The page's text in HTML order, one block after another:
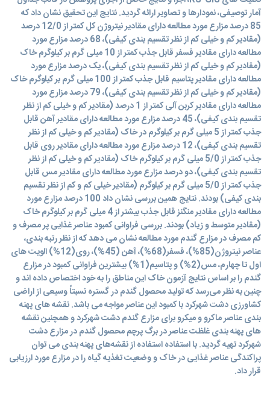
آمار توصیفی، نمودارها و تصاویر ارائه گرديد. نتایج این تحقیق نشان داد که
85 درصد مزارع مورد مطالعه دارای مقادیر نیتروژن کل کمتر از 12/0 درصد
(مقادیر کم و خیلی کم از نظر تقسیم بندی کیفی)، 68 درصد مزارع مورد
مطالعه دارای مقادیر فسفر قابل جذب کمتر از 10 میلی گرم بر کیلوگرم خاک
(مقادیر کم و خیلی کم از نظر تقسیم بندی کیفی)، یک درصد مزارع مورد
مطالعه دارای مقادیر پتاسیم قابل جذب کمتر از 100 میلی گرم بر کیلوگرم خاک
(مقادیر کم و خیلی کم از نظر تقسیم بندی کیفی)، 79 درصد مزارع مورد
مطالعه دارای مقادیر کربن آلی کمتر از 1 درصد (مقادیر کم و خیلی کم از نظر
تقسیم بندی کیفی)، 45 درصد مزارع مورد مطالعه دارای مقادیر آهن قابل
جذب کمتر از 5 میلی گرم بر کیلوگرم در خاک (مقادیر کم و خیلی کم از نظر
تقسیم بندی کیفی)، 12 درصد مزارع مورد مطالعه دارای مقادیر روی قابل
جذب کمتر از 5/0 میلی گرم بر کیلوگرم خاک (مقادیر کم و خیلی کم از نظر
تقسیم بندی کیفی)، دو درصد مزارع مورد مطالعه دارای مقادیر مس قابل
جذب کمتر از 5/0 میلی گرم بر کیلوگرم (مقادیر خیلی کم و کم از نظر تقسیم
بندی کیفی) بودند. نتایج همین بررسی نشان داد 100 درصد مزارع مورد
مطالعه دارای مقادیر منگنز قابل جذب بیشتر از 4 میلی گرم بر کیلوگرم خاک
(مقادیر متوسط و زیاد) بودند. بررسی فراوانی کمبود عناصر غذایی پر مصرف و
کم مصرف در مزارع گندم مورد مطالعه نشان می دهد که از نظر رتبه بندی،
عناصر نیتروژن(85%)، فسفر(68%)، آهن (45%)، روی(12%) الویت های
اول تا چهارم، مس(2%) و پتاسیم(1%) بیشترین فراوانی کمبود در مزارع
گندم را بر اساس نتایج آزمون خاک این مناطق را به خود اختصاص داده اند و
چنین به نظر می‌رسد که تولید محصول گندم در گستره نسبتاً وسیعی از اراضی
کشاورزی دشت شهرکرد با کمبود این عناصر مواجه می باشد. نقشه های پهنه
بندی عناصر ماکرو و میکرو برای مزارع گندم دشت شهرکرد و همچنین نقشه
های پهنه بندی غلظت عناصر در برگ پرچم محصول گندم در مزارع دشت
شهرکرد تهیه گردید. با استفاده استفاده از نقشه‌های پهنه بندی می توان
پراکندگی عناصر غذایی در خاک و وضعیت تغذیه گیاه را در مزارع مورد ارزیابی
قرار داد.